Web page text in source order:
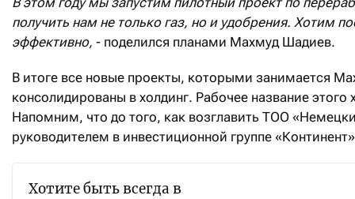
получить нам не только газ, но и удобрения. Хотим
эффективно, - поделился планами Махмуд Шадиев.
В итоге все новые проекты, которыми занимается
консолидированы в холдинг. Рабочее название этого
Напомним, что до того, как возглавить ТОО
руководителем в инвестиционной группе
Хотите быть всегда в